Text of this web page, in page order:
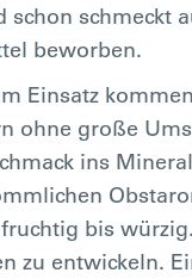
schmeckt
beworben.
Einsatz
ohne große
ins
bis
zu entwickeln.